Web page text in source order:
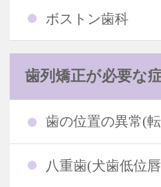
ボストン歯科
歯列矯正が必要な
歯の位置の異常(
八重歯(犬歯低位